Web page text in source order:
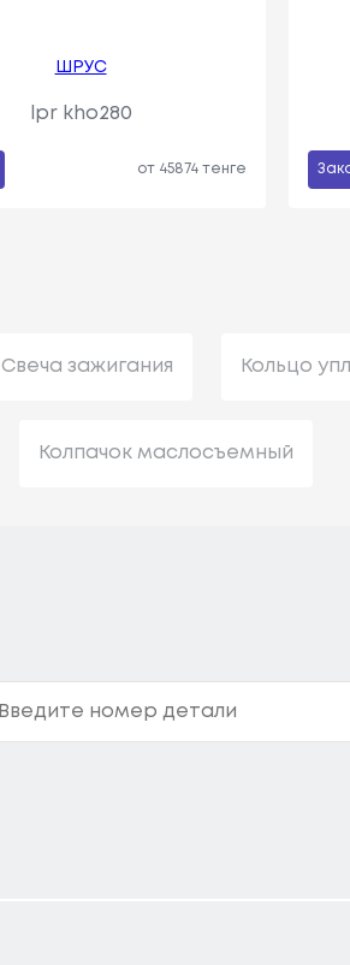
ШРУС
lpr kho280
от 45874 тенге
Свеча зажигания Кольцо
Колпачок маслосъемный